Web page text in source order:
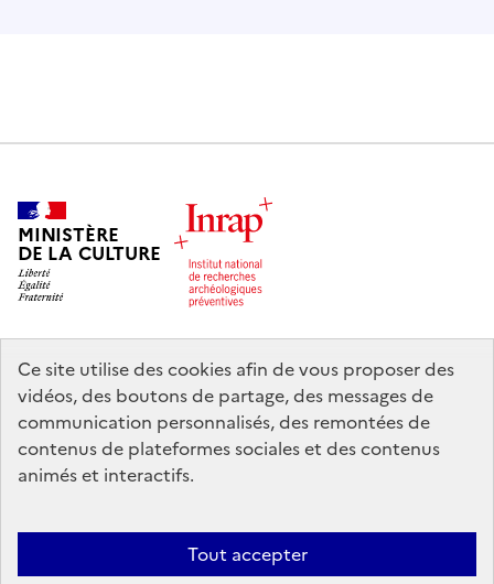
Ce site utilise des cookies afin de vous proposer des
vidéos, des boutons de partage, des messages de
communication personnalisés, des remontées de
contenus de plateformes sociales et des contenus
animés et interactifs.
Tout accepter
MINISTÈRE
DE LA CULTURE
legifrance.gouv.fr
info.gouv.fr
service-public.gouv.fr
data.gouv.fr
Nous contacter Mentions légales
Accessibilité : partiellement
Politique d’utilisation des témoins de connexion (cookies)